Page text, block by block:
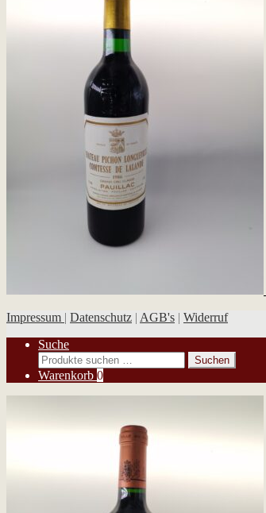
Impressum | Datenschutz | AGB's | Widerruf
Suche
Suchen
nach:
Suchen
Warenkorb 0